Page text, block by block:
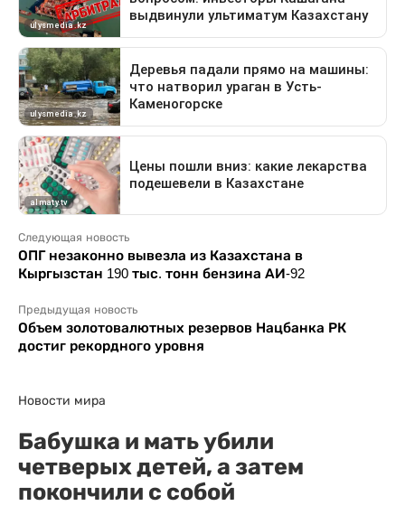
Следующая новость
ОПГ незаконно вывезла из Казахстана в
Кыргызстан 190 тыс. тонн бензина АИ-92
Предыдущая новость
Объем золотовалютных резервов Нацбанка РК
достиг рекордного уровня
Новости мира
Бабушка и мать убили
четверых детей, а затем
покончили с собой